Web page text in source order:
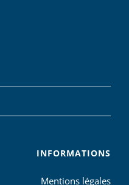
INFORMATIONS
Mentions légales